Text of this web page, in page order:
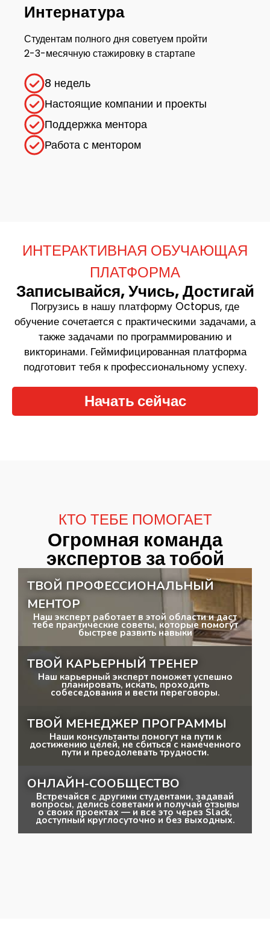
Интернатура
Студентам полного дня советуем пройти
2-3-месячную стажировку в стартапе
8 недель
Настоящие компании и проекты
Поддержка ментора
Работа с ментором
ИНТЕРАКТИВНАЯ ОБУЧАЮЩАЯ
ПЛАТФОРМА
Записывайся, Учись, Достигай
Погрузись в нашу платформу Octopus, где
обучение сочетается с практическими задачами, а
также задачами по программированию и
викторинами. Геймифицированная платформа
подготовит тебя к профессиональному успеху.
Начать сейчас
КТО ТЕБЕ ПОМОГАЕТ
Огромная команда
экспертов за тобой
ТВОЙ ПРОФЕССИОНАЛЬНЫЙ
МЕНТОР
Наш эксперт работает в этой области и даст
тебе практические советы, которые помогут
быстрее развить навыки
ТВОЙ КАРЬЕРНЫЙ ТРЕНЕР
Наш карьерный эксперт поможет успешно
планировать, искать, проходить
собеседования и вести переговоры.
ТВОЙ МЕНЕДЖЕР ПРОГРАММЫ
Наши консультанты помогут на пути к
достижению целей, не сбиться с намеченного
пути и преодолевать трудности.
ОНЛАЙН-СООБЩЕСТВО
Встречайся с другими студентами, задавай
вопросы, делись советами и получай отзывы
о своих проектах — и все это через Slack,
доступный круглосуточно и без выходных.